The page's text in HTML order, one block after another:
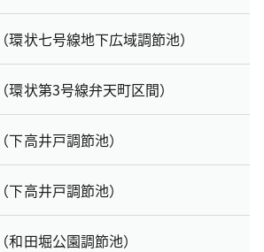
環状七号線地下広域調節池）
環状第3号線弁天町区間）
高井戸調節池）
下高井戸調節池）
田堀公園調節池）